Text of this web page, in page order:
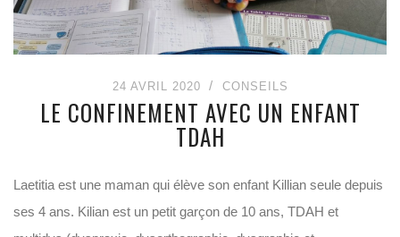
24 AVRIL 2020 CONSEILS
LE CONFINEMENT AVEC UN ENFANT
TDAH
Laetitia est une maman qui élève son enfant Killian seule depuis
ses 4 ans. Kilian est un petit garçon de 10 ans, TDAH et